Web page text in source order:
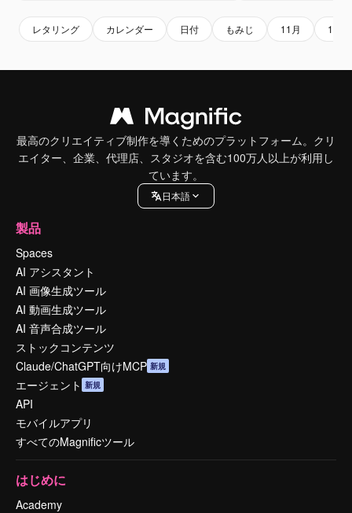
レタリング カレンダー 日付 もみじ 11月 10月
最高のクリエイティブ制作を導くためのプラットフォーム。クリ
エイター、企業、代理店、スタジオを含む100万人以上が利用し
ています。
日本語
製品
Spaces
AI アシスタント
AI 画像生成ツール
AI 動画生成ツール
AI 音声合成ツール
ストックコンテンツ
Claude/ChatGPT向けMCP 新規
エージェント 新規
API
モバイルアプリ
すべてのMagnificツール
はじめに
Academy